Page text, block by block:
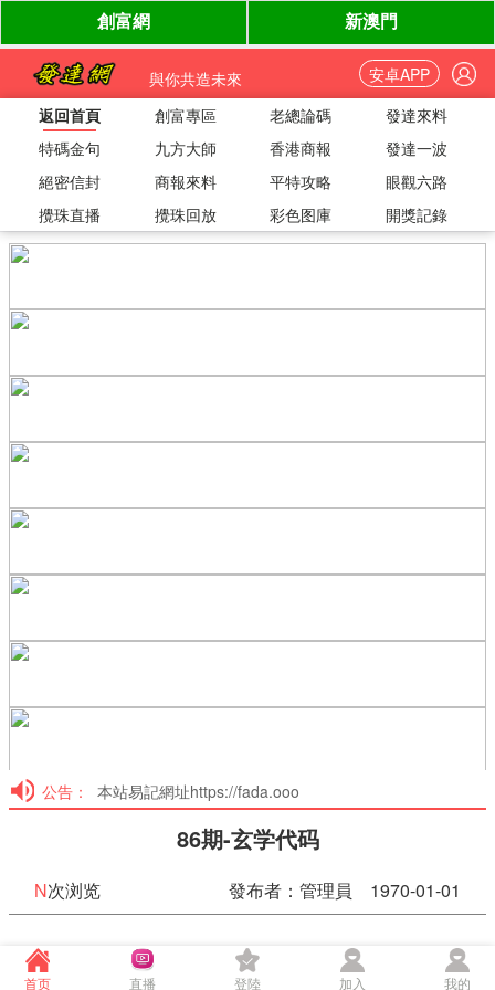
與你共造未來
安卓APP
返回首頁
創富專區 老總論碼
發達來料
特碼金句
九方大師 香港商報
發達一波
絕密信封
商報來料 平特攻略
眼觀六路
攪珠直播
攪珠回放 彩色图庫 開獎記錄
公告： 本站易記網址https://fada.ooo
86期-玄学代码
N次浏览 發布者：管理員 1970-01-01
86期-玄学代码
首页 直播 登陸 加入 我的